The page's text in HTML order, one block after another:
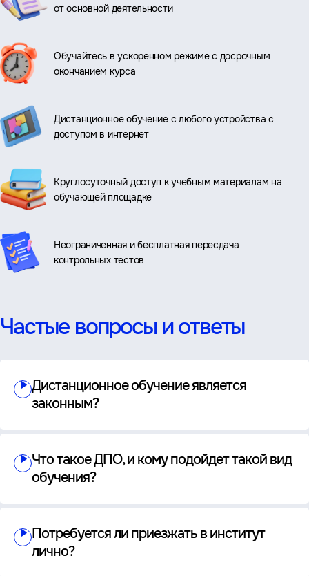
от основной деятельности
Обучайтесь в ускоренном режиме с досрочным
окончанием курса
Дистанционное обучение с любого устройства с
доступом в интернет
Круглосуточный доступ к учебным материалам на
обучающей площадке
Неограниченная и бесплатная пересдача
контрольных тестов
Частые вопросы и ответы
Дистанционное обучение является
законным?
Что такое ДПО, и кому подойдет такой вид
обучения?
Потребуется ли приезжать в институт
лично?